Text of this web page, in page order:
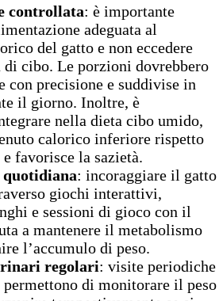
controllata: è importante
adeguata al
del gatto e non eccedere
di cibo. Le porzioni dovrebbero
con precisione e suddivise in
il giorno. Inoltre, è
nella dieta cibo umido,
calorico inferiore rispetto
favorisce la sazietà.
: incoraggiare il gatto
giochi interattivi,
e sessioni di gioco con il
a mantenere il metabolismo
l’accumulo di peso.
regolari: visite periodiche
di monitorare il peso